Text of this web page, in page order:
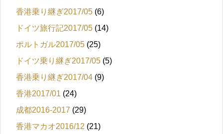
香港乗り継ぎ2017/05 (6)
ドイツ旅行記2017/05 (14)
ポルトガル2017/05 (25)
ドイツ乗り継ぎ2017/05 (5)
香港乗り継ぎ2017/04 (9)
香港2017/01 (24)
成都2016-2017 (29)
香港マカオ2016/12 (21)